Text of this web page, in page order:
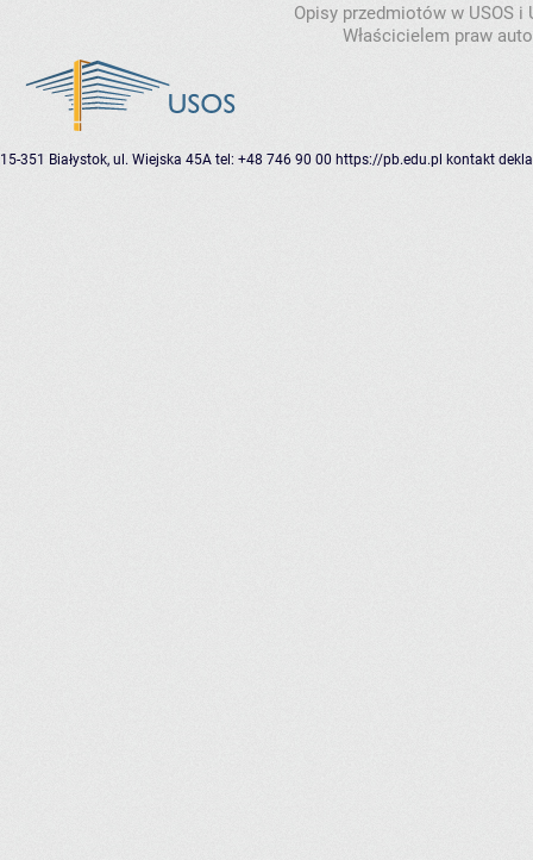
Opisy przedmiotów w USOS
Właścicielem praw
15-351 Białystok, ul. Wiejska 45A tel: +48 746 90 00 https://pb.edu.pl kontakt